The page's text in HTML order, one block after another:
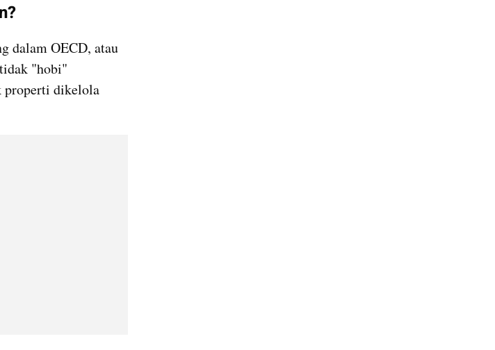
dalam OECD, atau
"hobi"
properti dikelola